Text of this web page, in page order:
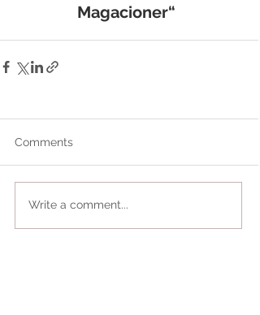
Magacioner“
Comments
Write a comment...